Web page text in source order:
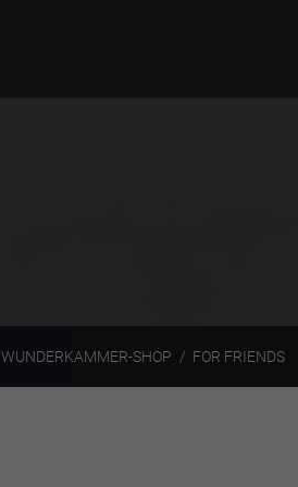
WUNDERKAMMER-SHOP FOR FRIENDS